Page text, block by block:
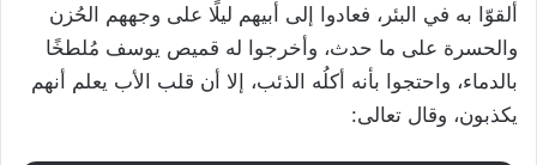
ألقوّا به في البئر، فعادوا إلى أبيهم ليلًا على وجههم الحُزن
والحسرة على ما حدث، وأخرجوا له قميص يوسف مُلطخًا
بالدماء، واحتجوا بأنه أكلُه الذئب، إلا أن قلب الأب يعلم أنهم
يكذبون، وقال تعالى: